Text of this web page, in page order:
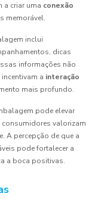
criar uma conexão
memorável.
inclui
dicas
informações não
a interação
mais profundo.
pode elevar
consumidores valorizam
A percepção de que a
pode fortalecer a
a boca positivas.